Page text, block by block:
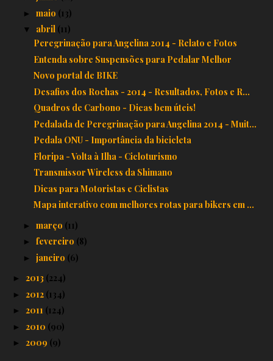
► maio (13)
▼ abril (11)
Peregrinação para Angelina 2014 - Relato e Fotos
Entenda sobre Suspensões para Pedalar Melhor
Novo portal de BIKE
Desafios dos Rochas - 2014 - Resultados, Fotos e R...
Quadros de Carbono - Dicas bem úteis!
Pedalada de Peregrinação para Angelina 2014 - Muit...
Pedala ONU - Importância da bicicleta
Floripa - Volta à Ilha - Cicloturismo
Transmissor Wireless da Shimano
Dicas para Motoristas e Ciclistas
Mapa interativo com melhores rotas para bikers em ...
► março (11)
► fevereiro (8)
► janeiro (6)
► 2013 (224)
► 2012 (134)
► 2011 (124)
► 2010 (90)
► 2009 (9)